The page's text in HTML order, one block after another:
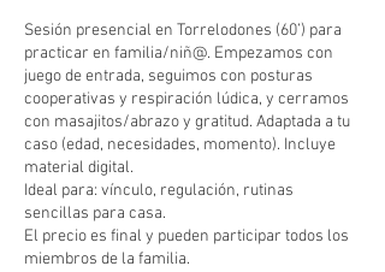
Sesión presencial en Torrelodones (60’) para
practicar en familia/niñ@. Empezamos con
juego de entrada, seguimos con posturas
cooperativas y respiración lúdica, y cerramos
con masajitos/abrazo y gratitud. Adaptada a tu
caso (edad, necesidades, momento). Incluye
material digital.
Ideal para: vínculo, regulación, rutinas
sencillas para casa.
El precio es final y pueden participar todos los
miembros de la familia.